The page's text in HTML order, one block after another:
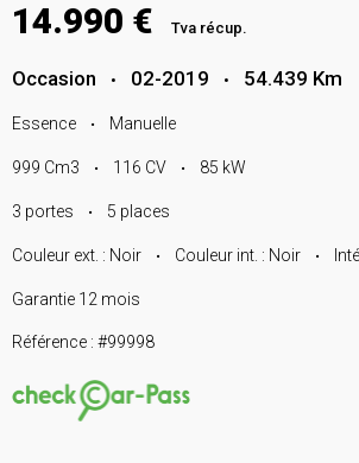
14.990 € Tva récup.
Occasion • 02-2019 • 54.439 Km
Essence • Manuelle
999 Cm3 • 116 CV • 85 kW
3 portes • 5 places
Couleur ext. : Noir • Couleur int. : Noir •
Garantie 12 mois
Référence : #99998